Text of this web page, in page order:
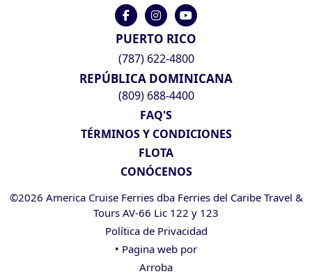
PUERTO RICO
(787) 622-4800
REPÚBLICA DOMINICANA
(809) 688-4400
FAQ'S
TÉRMINOS Y CONDICIONES
FLOTA
CONÓCENOS
©2026 America Cruise Ferries dba Ferries del Caribe Travel &
Tours AV-66 Lic 122 y 123
Política de Privacidad
• Pagina web por
Arroba